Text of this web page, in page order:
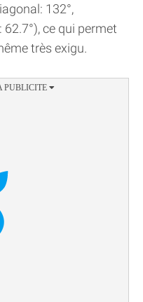
132°,
ce qui permet
très exigu.